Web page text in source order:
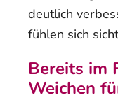
deutlich
fühlen sich
Bereits im
Weichen